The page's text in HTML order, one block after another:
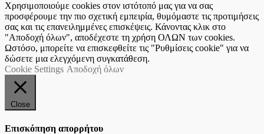
Χρησιμοποιούμε cookies στον ιστότοπό μας για να σας
προσφέρουμε την πιο σχετική εμπειρία, θυμόμαστε τις προτιμήσεις
σας και τις επανειλημμένες επισκέψεις. Κάνοντας κλικ στο
"Αποδοχή όλων", αποδέχεστε τη χρήση ΟΛΩΝ των cookies.
Ωστόσο, μπορείτε να επισκεφθείτε τις "Ρυθμίσεις cookie" για να
δώσετε μια ελεγχόμενη συγκατάθεση.
Cookie Settings Αποδοχή όλων
Close
Επισκόπηση απορρήτου